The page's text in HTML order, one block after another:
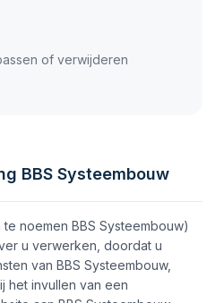
of verwijderen
BBS Systeembouw
noemen BBS Systeembouw)
u verwerken, doordat u
van BBS Systeembouw,
het invullen van een